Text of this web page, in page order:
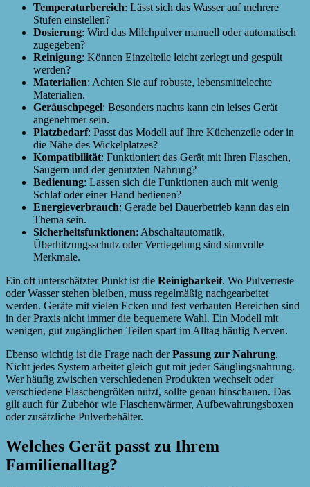
Temperaturbereich: Lässt sich das Wasser auf mehrere
Stufen einstellen?
Dosierung: Wird das Milchpulver manuell oder automatisch
zugegeben?
Reinigung: Können Einzelteile leicht zerlegt und gespült
werden?
Materialien: Achten Sie auf robuste, lebensmittelechte
Materialien.
Geräuschpegel: Besonders nachts kann ein leises Gerät
angenehmer sein.
Platzbedarf: Passt das Modell auf Ihre Küchenzeile oder in
die Nähe des Wickelplatzes?
Kompatibilität: Funktioniert das Gerät mit Ihren Flaschen,
Saugern und der genutzten Nahrung?
Bedienung: Lassen sich die Funktionen auch mit wenig
Schlaf oder einer Hand bedienen?
Energieverbrauch: Gerade bei Dauerbetrieb kann das ein
Thema sein.
Sicherheitsfunktionen: Abschaltautomatik,
Überhitzungsschutz oder Verriegelung sind sinnvolle
Merkmale.
Ein oft unterschätzter Punkt ist die Reinigbarkeit. Wo Pulverreste
oder Wasser stehen bleiben, muss regelmäßig nachgearbeitet
werden. Geräte mit vielen Ecken und fest verbauten Bereichen sind
in der Praxis nicht immer die bequemere Wahl. Ein Modell mit
wenigen, gut zugänglichen Teilen spart im Alltag häufig Nerven.
Ebenso wichtig ist die Frage nach derPassung zur Nahrung.
Nicht jedes System arbeitet gleich gut mit jeder Säuglingsnahrung.
Wer häufig zwischen verschiedenen Produkten wechselt oder
verschiedene Flaschengrößen nutzt, sollte genau hinschauen. Das
gilt auch für Zubehör wie Flaschenwärmer, Aufbewahrungsboxen
oder zusätzliche Pulverbehälter.
Welches Gerät passt zu Ihrem
Familienalltag?